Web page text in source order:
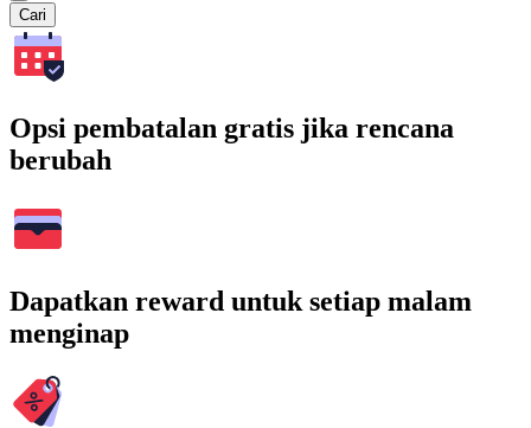
Cari
Opsi pembatalan gratis jika rencana
berubah
Dapatkan reward untuk setiap malam
menginap